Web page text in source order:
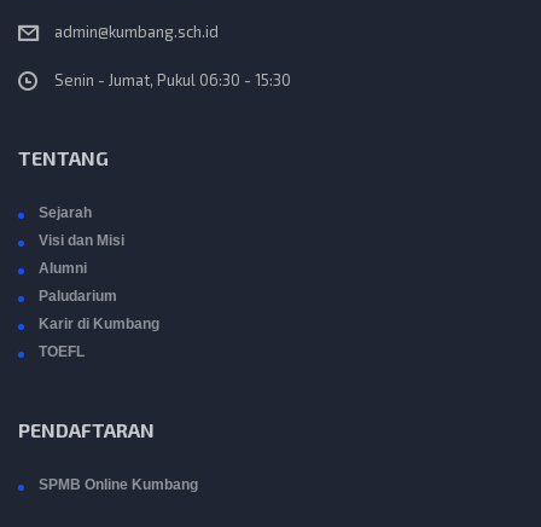
admin@kumbang.sch.id
Senin - Jumat, Pukul 06:30 - 15:30
TENTANG
Sejarah
Visi dan Misi
Alumni
Paludarium
Karir di Kumbang
TOEFL
PENDAFTARAN
SPMB Online Kumbang